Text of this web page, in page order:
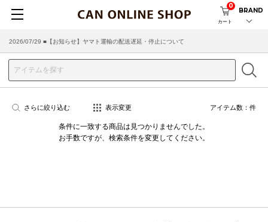
カート
0
BRAND
2026/07/29 ■【お知らせ】ヤマト運輸の配送遅延・停止について
2026/03/18 ■店舗受け取りサービスのご案内
さらに絞り込む 表示変更 アイテム数： 件
条件に一致する商品は見つかりませんでした。
お手数ですが、検索条件を変更してください。